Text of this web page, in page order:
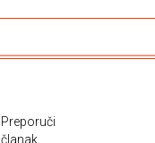
Preporuči
članak